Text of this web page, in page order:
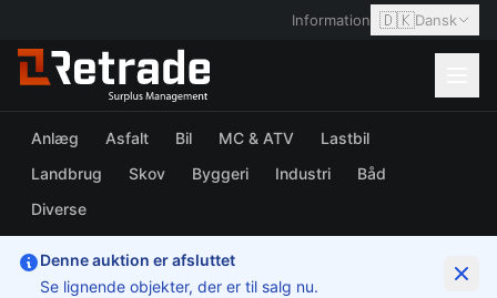
Information 🇩🇰Dansk
Anlæg Asfalt Bil MC & ATV
Lastbil
Landbrug
Skov Byggeri Industri
Båd
Diverse
Denne auktion er afsluttet
Se lignende objekter, der er til salg nu.